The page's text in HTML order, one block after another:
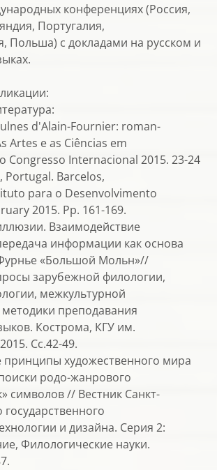
конференциях (Россия,
Португалия,
Польша) с докладами на русском и
d'Alain-Fournier: roman-
Artes e as Ciências em
Congresso Internacional 2015. 23-24
Portugal. Barcelos,
para o Desenvolvimento
2015. Pp. 161-169.
Взаимодействие
информации как основа
«Большой Мольн»//
зарубежной филологии,
межкультурной
преподавания
Кострома, КГУ им.
Сс.42-49.
принципы художественного мира
родо-жанрового
символов // Вестник Санкт-
государственного
и дизайна. Серия 2:
Филологические науки.